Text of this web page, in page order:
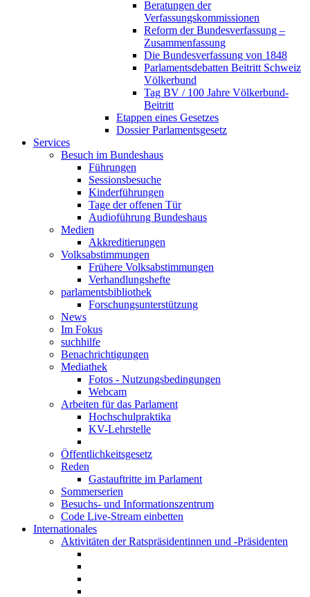
Beratungen der
Verfassungskommissionen
Reform der Bundesverfassung –
Zusammenfassung
Die Bundesverfassung von 1848
Parlamentsdebatten Beitritt Schweiz
Völkerbund
Tag BV / 100 Jahre Völkerbund-
Beitritt
Etappen eines Gesetzes
Dossier Parlamentsgesetz
Services
Besuch im Bundeshaus
Führungen
Sessionsbesuche
Kinderführungen
Tage der offenen Tür
Audioführung Bundeshaus
Medien
Akkreditierungen
Volksabstimmungen
Frühere Volksabstimmungen
Verhandlungshefte
parlamentsbibliothek
Forschungsunterstützung
News
Im Fokus
suchhilfe
Benachrichtigungen
Mediathek
Fotos - Nutzungsbedingungen
Webcam
Arbeiten für das Parlament
Hochschulpraktika
KV-Lehrstelle
Öffentlichkeitsgesetz
Reden
Gastauftritte im Parlament
Sommerserien
Besuchs- und Informationszentrum
Code Live-Stream einbetten
Internationales
Aktivitäten der Ratspräsidentinnen und -Präsidenten